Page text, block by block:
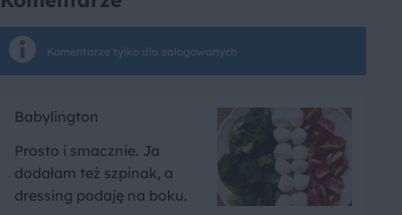
Komentarze tylko dla zalogowanych
Babylington
Prosto i smacznie. Ja
dodałam też szpinak, a
dressing podaję na boku.